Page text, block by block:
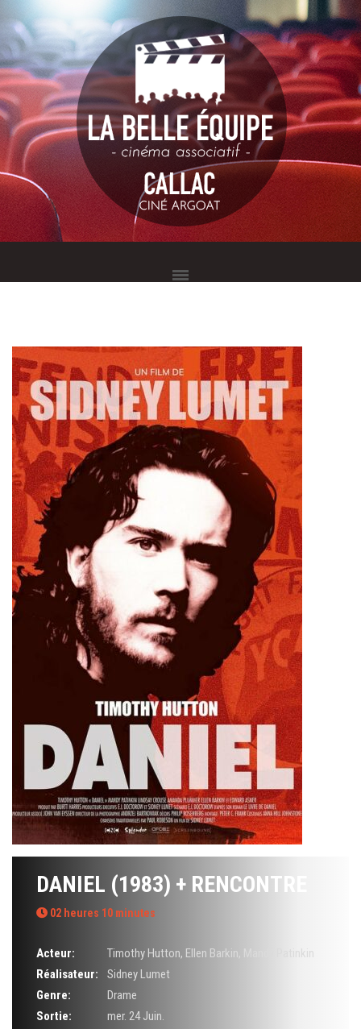
DANIEL (1983) + RENCONTRE
02 heures 10 minutes
Acteur: Timothy Hutton, Ellen Barkin,
Mandy Patinkin
Réalisateur:
Sidney Lumet
Genre:
Drame
Sortie:
mer. 24 Juin.